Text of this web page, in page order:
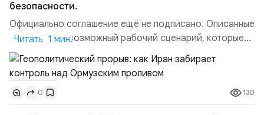
безопасности.
Официально соглашение ещё не подписано. Описанные
пункты — это возможный рабочий сценарий, которые
скорее всего будут реализованы.Разбираем ключевые
тезисы и последствия этого соглашения:. 1. Новые
доли контроля (75 на 25). Было: Ранее Иран и Оман
контролировали пролив на паритетных началах —
50/50. Стало: Новое соглашение закрепляет за
Читать 1 мин.
0 130